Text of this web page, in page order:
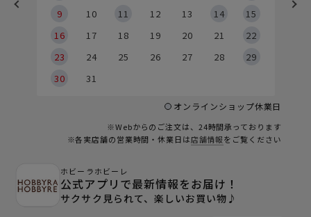
9
10 11 12 13 14
15
16
17 18 19 20 21
22
23
24 25 26 27 28
29
30
31
オンラインショップ休業日
※Webからのご注文は、24時間承っております
※各実店舗の営業時間・休業日は店舗情報をご覧ください
ホビーラホビーレ
公式アプリで最新情報をお届け！
サクサク見られて、楽しいお買い物♪